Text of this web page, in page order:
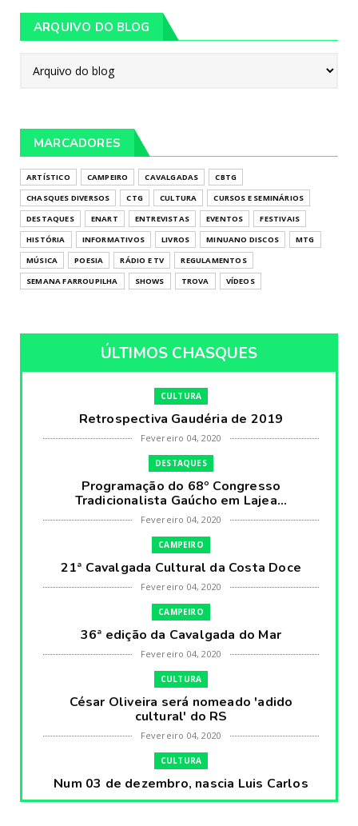
ARQUIVO DO BLOG
MARCADORES
ARTÍSTICO CAMPEIRO CAVALGADAS
CBTG
CHASQUES DIVERSOS
CTG CULTURA
CURSOS E SEMINÁRIOS
DESTAQUES
ENART ENTREVISTAS EVENTOS
FESTIVAIS
HISTÓRIA
INFORMATIVOS LIVROS MINUANO DISCOS
MTG
MÚSICA
POESIA RÁDIO E TV
REGULAMENTOS
SEMANA FARROUPILHA
SHOWS TROVA VÍDEOS
ÚLTIMOS CHASQUES
CULTURA
Retrospectiva Gaudéria de 2019
Fevereiro 04, 2020
DESTAQUES
Programação do 68º Congresso
Tradicionalista Gaúcho em Lajea...
Fevereiro 04, 2020
CAMPEIRO
21ª Cavalgada Cultural da Costa Doce
Fevereiro 04, 2020
CAMPEIRO
36ª edição da Cavalgada do Mar
Fevereiro 04, 2020
CULTURA
César Oliveira será nomeado 'adido
cultural' do RS
Fevereiro 04, 2020
CULTURA
Num 03 de dezembro, nascia Luis Carlos
Prestes, o Cavaleiro ...